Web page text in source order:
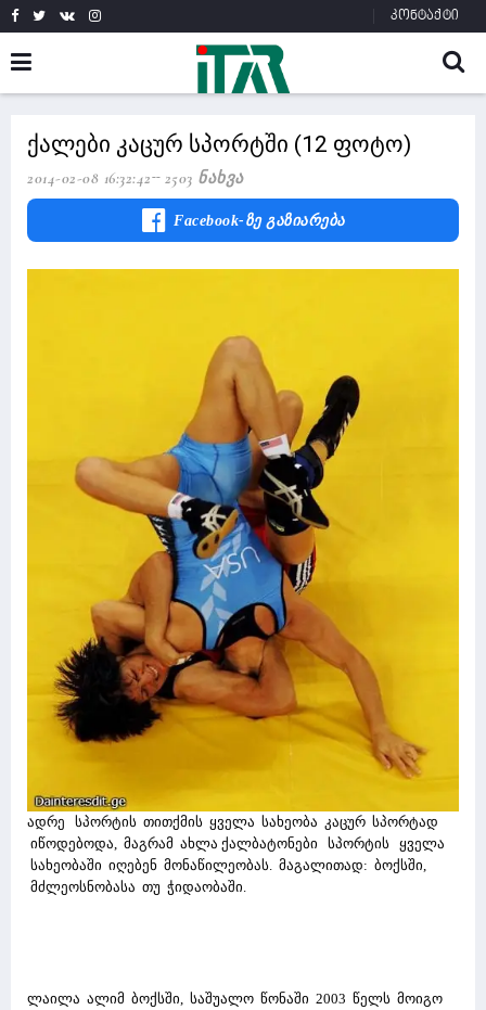
კონტაქტი
ქალები კაცურ სპორტში (12 ფოტო)
2014-02-08 16:32:42 2503 Ნახვა
Facebook-Ზე Გაზიარება
ადრე სპორტის თითქმის ყველა სახეობა კაცურ სპორტად
იწოდებოდა, მაგრამ ახლა ქალბატონები სპორტის ყველა
სახეობაში იღებენ მონაწილეობას. მაგალითად: ბოქსში,
მძლეოსნობასა თუ ჭიდაობაში.
ლაილა ალიმ ბოქსში, საშუალო წონაში 2003 წელს მოიგო